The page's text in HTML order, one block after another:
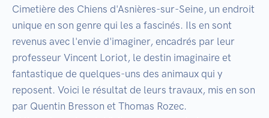
Cimetière des Chiens d'Asnières-sur-Seine, un endroit
unique en son genre qui les a fascinés. Ils en sont
revenus avec l'envie d'imaginer, encadrés par leur
professeur Vincent Loriot, le destin imaginaire et
fantastique de quelques-uns des animaux qui y
reposent. Voici le résultat de leurs travaux, mis en son
par Quentin Bresson et Thomas Rozec.